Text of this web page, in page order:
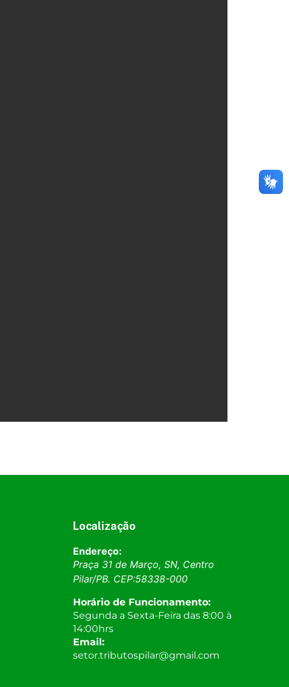
Localização
Endereço:
Praça 31 de Março, SN, Centro
Pilar/PB. CEP:58338-000
Horário de Funcionamento:
Segunda a Sexta-Feira das 8:00 à
14:00hrs
Email:
setor.tributospilar@gmail.com